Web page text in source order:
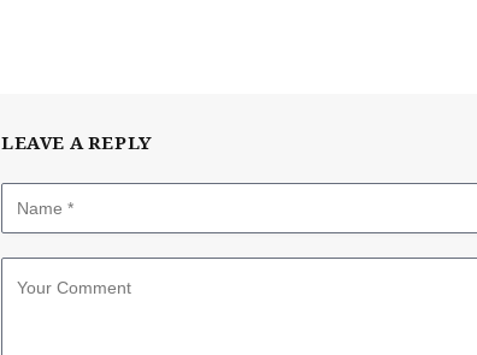
LEAVE A REPLY